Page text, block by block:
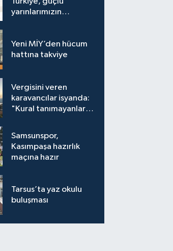
yarınlarımızın
Yeni MİY’den hücum
hattına takviye
Vergisini veren
karavancılar isyanda:
"Kural tanımayanlar
Samsunspor,
Kasımpaşa hazırlık
maçına hazır
Tarsus’ta yaz okulu
buluşması